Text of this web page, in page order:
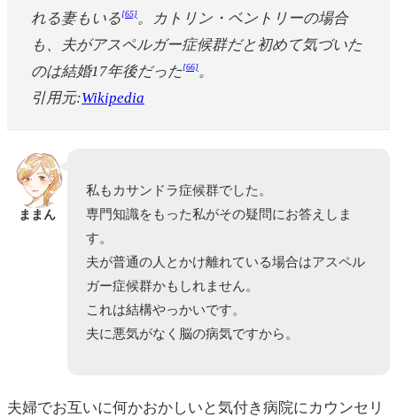
れる妻もいる[65]。カトリン・ベントリーの場合
も、夫がアスペルガー症候群だと初めて気づいた
のは結婚17年後だった[66]。
引用元:Wikipedia
ままん
私もカサンドラ症候群でした。
専門知識をもった私がその疑問にお答えしま
す。
夫が普通の人とかけ離れている場合はアスペル
ガー症候群かもしれません。
これは結構やっかいです。
夫に悪気がなく脳の病気ですから。
夫婦でお互いに何かおかしいと気付き病院にカウンセリ